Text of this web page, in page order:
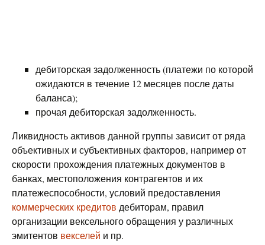
дебиторская задолженность (платежи по которой
ожидаются в течение 12 месяцев после даты
баланса);
прочая дебиторская задолженность.
Ликвидность активов данной группы зависит от ряда
объективных и субъективных факторов, например от
скорости прохождения платежных документов в
банках, местоположения контрагентов и их
платежеспособности, условий предоставления
коммерческих кредитов дебиторам, правил
организации вексельного обращения у различных
эмитентов векселей и пр.